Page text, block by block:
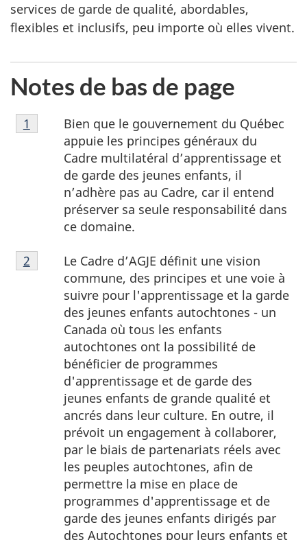
services de garde de qualité, abordables,
flexibles et inclusifs, peu importe où elles vivent.
Notes de bas de page
Note
de
Bien que le gouvernement du Québec
appuie les principes généraux du
Cadre multilatéral d’apprentissage et
de garde des jeunes enfants, il
n’adhère pas au Cadre, car il entend
préserver sa seule responsabilité dans
ce domaine.
Retour à la référence de la note de bas de page
1
Note
de
Le Cadre d’AGJE définit une vision
commune, des principes et une voie à
suivre pour l'apprentissage et la garde
des jeunes enfants autochtones - un
Canada où tous les enfants
autochtones ont la possibilité de
bénéficier de programmes
d'apprentissage et de garde des
jeunes enfants de grande qualité et
ancrés dans leur culture. En outre, il
prévoit un engagement à collaborer,
par le biais de partenariats réels avec
les peuples autochtones, afin de
permettre la mise en place de
programmes d'apprentissage et de
garde des jeunes enfants dirigés par
des Autochtones pour leurs enfants et
Retour à la référence de la note de bas de page
2